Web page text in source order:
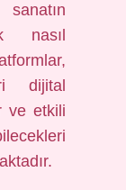
nasıl
dijital
ve etkili